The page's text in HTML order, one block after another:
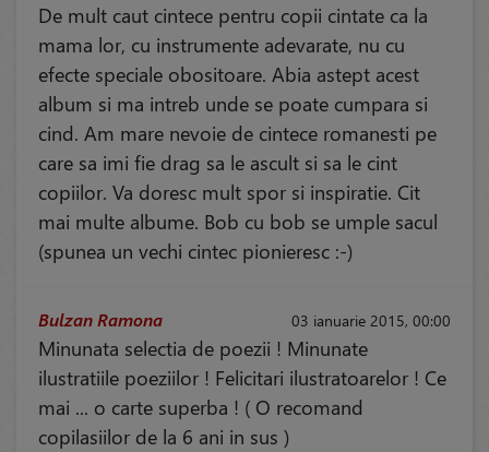
De mult caut cintece pentru copii cintate ca la
mama lor, cu instrumente adevarate, nu cu
efecte speciale obositoare. Abia astept acest
album si ma intreb unde se poate cumpara si
cind. Am mare nevoie de cintece romanesti pe
care sa imi fie drag sa le ascult si sa le cint
copiilor. Va doresc mult spor si inspiratie. Cit
mai multe albume. Bob cu bob se umple sacul
(spunea un vechi cintec pionieresc :-)
03 ianuarie 2015, 00:00
Bulzan Ramona
Minunata selectia de poezii ! Minunate
ilustratiile poeziilor ! Felicitari ilustratoarelor ! Ce
mai ... o carte superba ! ( O recomand
copilasiilor de la 6 ani in sus )